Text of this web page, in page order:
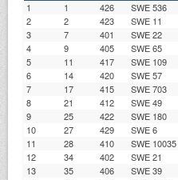
1 1 426 SWE 536
2
2 423 SWE 11
3
7 401 SWE 22
4
9 405 SWE 65
5
11 417 SWE 109
6
14 420 SWE 57
7
17 415 SWE 703
8
21 412 SWE 49
9
25 422 SWE 180
10
27 429 SWE 6
11
28 410 SWE 10035
12
34 402 SWE 21
13
35 406 SWE 39